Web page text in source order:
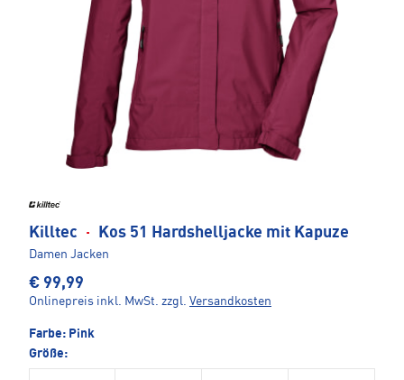
Killtec · Kos 51 Hardshelljacke mit Kapuze
Damen Jacken
€ 99,99
Onlinepreis inkl. MwSt. zzgl. Versandkosten
Farbe: Pink
Größe: